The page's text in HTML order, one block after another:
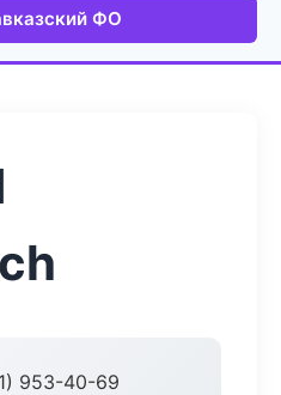
ФО
953-40-69